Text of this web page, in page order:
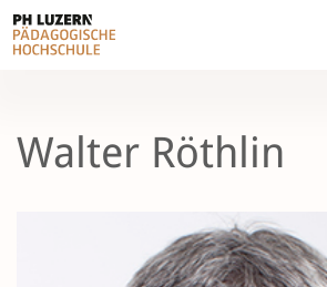
Walter Röthlin